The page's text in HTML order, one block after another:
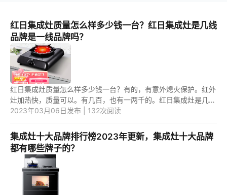
红日集成灶质量怎么样多少钱一台？红日集成灶是几线
品牌是一线品牌吗？
红日集成灶质量怎么样多少钱一台？有的，有意外熄火保护。红外
灶加热快，质量可以。有几百，也有一两千的。红日集成灶是几线
品牌是一线品牌吗？是一线品牌，1981年创立。 1.红日集成灶质
2023年03月06日发布 | 132次阅读
集成灶十大品牌排行榜2023年更新，集成灶十大品牌
都有哪些牌子的？